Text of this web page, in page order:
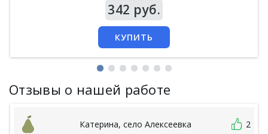
342 руб.
КУПИТЬ
Отзывы о нашей работе
Катерина, село Алексеевка 2